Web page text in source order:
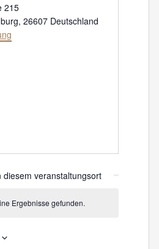
215
, 26607 Deutschland
diesem veranstaltungsort
Ergebnisse gefunden.